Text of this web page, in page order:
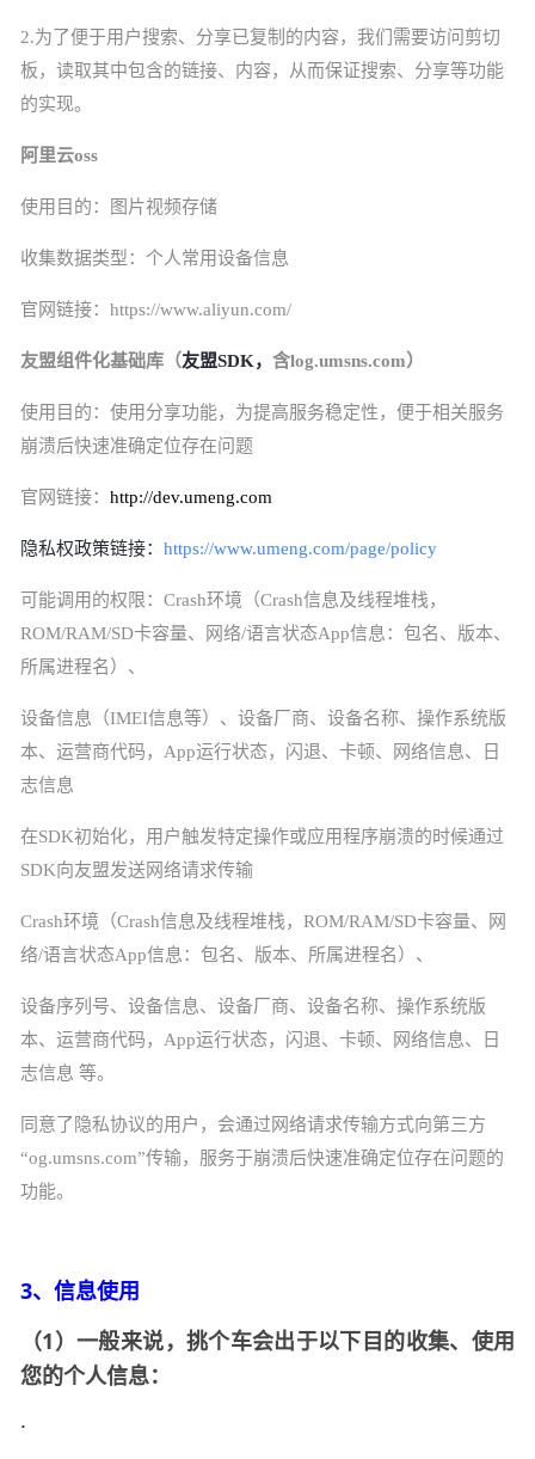
2.为了便于用户搜索、分享已复制的内容，我们需要访问剪切
板，读取其中包含的链接、内容，从而保证搜索、分享等功能
的实现。
阿里云oss
使用目的：图片视频存储
收集数据类型：个人常用设备信息
官网链接： https://www.aliyun.com/
友盟组件化基础库（友盟SDK， 含log.umsns.com）
使用目的：使用分享功能，为提高服务稳定性，便于相关服务
崩溃后快速准确定位存在问题
官网链接： http://dev.umeng.com
隐私权政策链接： https://www.umeng.com/page/policy
可能调用的权限： Crash环境（Crash信息及线程堆栈，
ROM/RAM/SD卡容量、网络/语言状态App信息：包名、版本、
所属进程名）、
设备信息（IMEI信息等）、设备厂商、设备名称、操作系统版
本、运营商代码，App运行状态，闪退、卡顿、网络信息、日
志信息
在SDK初始化，用户触发特定操作或应用程序崩溃的时候通过
SDK向友盟发送网络请求传输
Crash环境（Crash信息及线程堆栈，ROM/RAM/SD卡容量、网
络/语言状态App信息：包名、版本、所属进程名）、
设备序列号、设备信息、设备厂商、设备名称、操作系统版
本、运营商代码， App运行状态，闪退、卡顿、网络信息、日
志信息 等。
同意了隐私协议的用户，会通过网络请求传输方式向第三方
“og.umsns.com”传输，服务于崩溃后快速准确定位存在问题的
功能。
3、信息使用
（1）一般来说， 挑个车会出于以下目的收集、使用
您的个人信息：
·